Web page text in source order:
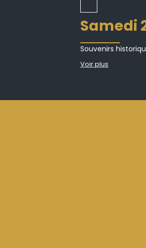
samedi
Souvenirs
Voir plus